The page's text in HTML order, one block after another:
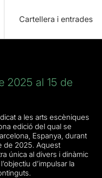
Cartellera i entrades
2025 al 15 de
a les arts escèniques
edició del qual se
Espanya, durant
de 2025. Aquest
única al divers i dinàmic
d’impulsar la